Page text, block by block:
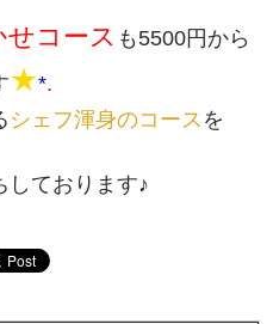
コース も5500円から
★*.
シェフ渾身のコース を
しております♪